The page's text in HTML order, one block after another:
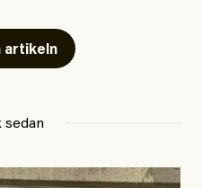
artikeln
sedan